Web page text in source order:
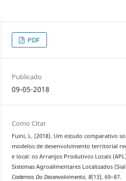
PDF
Publicado
09-05-2018
Como Citar
Fuini, L. (2018). Um estudo comparativo
modelos de desenvolvimento territorial
e local: os Arranjos Produtivos Locais
Sistemas Agroalimentares Localizados
Cadernos Do Desenvolvimento,8(13), 69–87.